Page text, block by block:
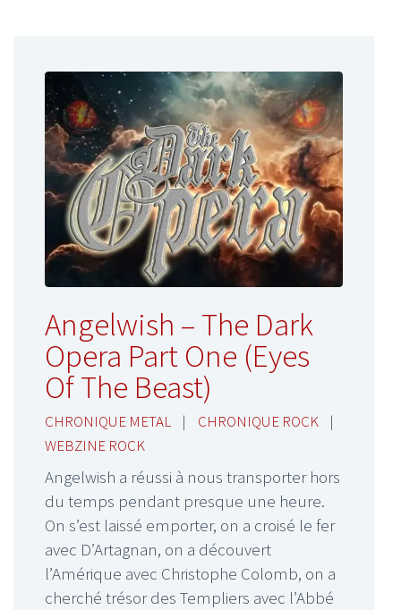
Angelwish – The Dark
Opera Part One (Eyes
Of The Beast)
CHRONIQUE METAL | CHRONIQUE ROCK
|
WEBZINE ROCK
Angelwish a réussi à nous transporter hors
du temps pendant presque une heure.
On s’est laissé emporter, on a croisé le fer
avec D’Artagnan, on a découvert
l’Amérique avec Christophe Colomb, on a
cherché trésor des Templiers avec l’Abbé